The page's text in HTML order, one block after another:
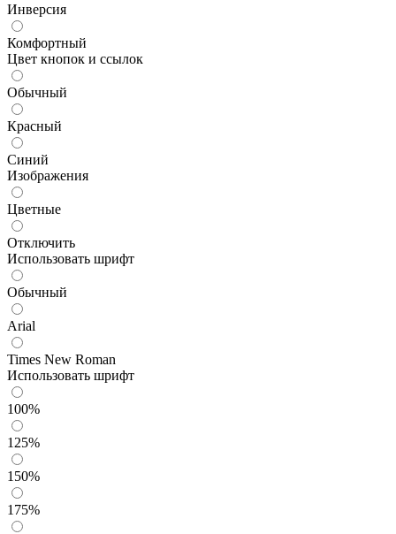
Инверсия
Комфортный
Цвет кнопок и ссылок
Обычный
Красный
Синий
Изображения
Цветные
Отключить
Использовать шрифт
Обычный
Arial
Times New Roman
Использовать шрифт
100%
125%
150%
175%